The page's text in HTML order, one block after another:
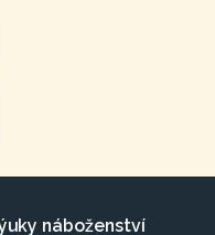
náboženství